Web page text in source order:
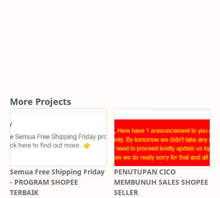
More Projects
Semua Free Shipping Friday
- PROGRAM SHOPEE
TERBAIK
PENUTUPAN CICO
MEMBUNUH SALES SHOPEE
SELLER